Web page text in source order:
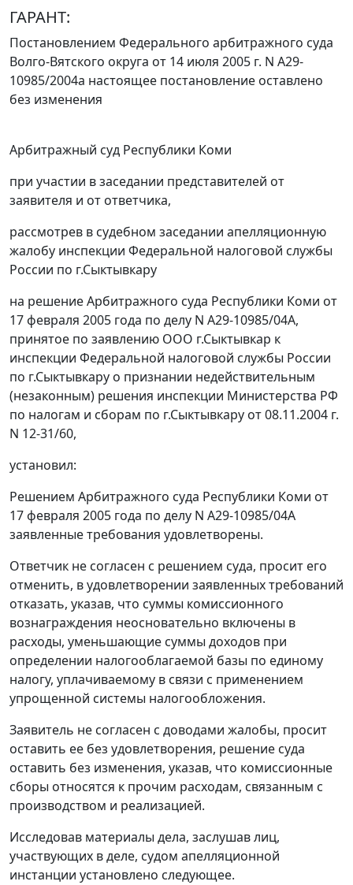
ГАРАНТ:
Постановлением Федерального арбитражного суда
Волго-Вятского округа от 14 июля 2005 г. N А29-
10985/2004а настоящее постановление оставлено
без изменения
Арбитражный суд Республики Коми
при участии в заседании представителей от
заявителя и от ответчика,
рассмотрев в судебном заседании апелляционную
жалобу инспекции Федеральной налоговой службы
России по г.Сыктывкару
на решение Арбитражного суда Республики Коми от
17 февраля 2005 года по делу N А29-10985/04А,
принятое по заявлению ООО г.Сыктывкар к
инспекции Федеральной налоговой службы России
по г.Сыктывкару о признании недействительным
(незаконным) решения инспекции Министерства РФ
по налогам и сборам по г.Сыктывкару от 08.11.2004 г.
N 12-31/60,
установил:
Решением Арбитражного суда Республики Коми от
17 февраля 2005 года по делу N А29-10985/04А
заявленные требования удовлетворены.
Ответчик не согласен с решением суда, просит его
отменить, в удовлетворении заявленных требований
отказать, указав, что суммы комиссионного
вознаграждения неосновательно включены в
расходы, уменьшающие суммы доходов при
определении налогооблагаемой базы по единому
налогу, уплачиваемому в связи с применением
упрощенной системы налогообложения.
Заявитель не согласен с доводами жалобы, просит
оставить ее без удовлетворения, решение суда
оставить без изменения, указав, что комиссионные
сборы относятся к прочим расходам, связанным с
производством и реализацией.
Исследовав материалы дела, заслушав лиц,
участвующих в деле, судом апелляционной
инстанции установлено следующее.